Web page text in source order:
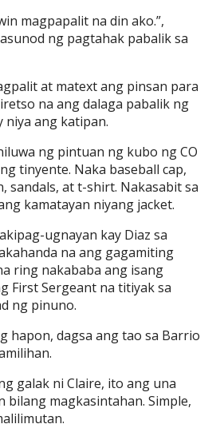
magpapalit na din ako.”,
ng pagtahak pabalik sa
at matext ang pinsan para
na ang dalaga pabalik ng
niya ang katipan.
ng pintuan ng kubo ng CO
tinyente. Naka baseball cap,
sandals, at t-shirt. Nakasabit sa
kamatayan niyang jacket.
ugnayan kay Diaz sa
na ang gagamiting
ring nakababa ang isang
First Sergeant na titiyak sa
ng pinuno.
hapon, dagsa ang tao sa Barrio
galak ni Claire, ito ang una
bilang magkasintahan. Simple,